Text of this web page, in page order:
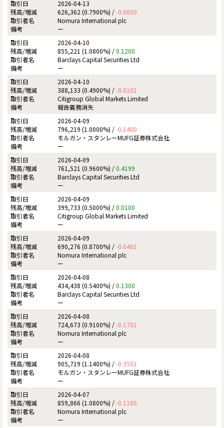
2026-04-13
626,362 (0.7900%) /-0.0800
Nomura International plc
ー
2026-04-10
855,221 (1.0800%) /0.1200
Barclays Capital Securities Ltd
ー
2026-04-10
388,133 (0.4900%) /-0.0101
Citigroup Global Markets Limited
報告義務消失
2026-04-09
796,219 (1.0000%) /-0.1400
モルガン・スタンレーMUFG証券株式会社
ー
2026-04-09
761,521 (0.9600%) /0.4199
Barclays Capital Securities Ltd
ー
2026-04-09
399,733 (0.5000%) /0.0100
Citigroup Global Markets Limited
ー
2026-04-09
690,276 (0.8700%) /-0.0401
Nomura International plc
ー
2026-04-08
434,438 (0.5400%) /0.1300
Barclays Capital Securities Ltd
ー
2026-04-08
724,673 (0.9100%) /-0.1701
Nomura International plc
ー
2026-04-08
905,719 (1.1400%) /-0.3501
モルガン・スタンレーMUFG証券株式会社
ー
2026-04-07
859,866 (1.0800%) /-0.1100
Nomura International plc
ー